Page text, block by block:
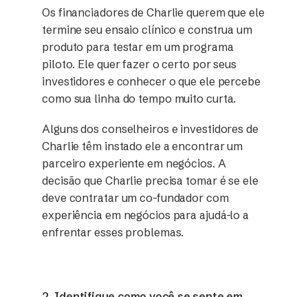
Os financiadores de Charlie querem que ele
termine seu ensaio clínico e construa um
produto para testar em um programa
piloto. Ele quer fazer o certo por seus
investidores e conhecer o que ele percebe
como sua linha do tempo muito curta.
Alguns dos conselheiros e investidores de
Charlie têm instado ele a encontrar um
parceiro experiente em negócios. A
decisão que Charlie precisa tomar é se ele
deve contratar um co-fundador com
experiência em negócios para ajudá-lo a
enfrentar esses problemas.